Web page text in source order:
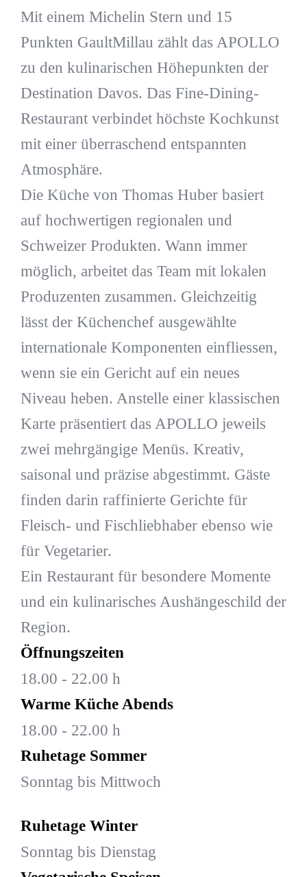
Mit einem Michelin Stern und 15
Punkten GaultMillau zählt das APOLLO
zu den kulinarischen Höhepunkten der
Destination Davos. Das Fine-Dining-
Restaurant verbindet höchste Kochkunst
mit einer überraschend entspannten
Atmosphäre.
Die Küche von Thomas Huber basiert
auf hochwertigen regionalen und
Schweizer Produkten. Wann immer
möglich, arbeitet das Team mit lokalen
Produzenten zusammen. Gleichzeitig
lässt der Küchenchef ausgewählte
internationale Komponenten einfliessen,
wenn sie ein Gericht auf ein neues
Niveau heben. Anstelle einer klassischen
Karte präsentiert das APOLLO jeweils
zwei mehrgängige Menüs. Kreativ,
saisonal und präzise abgestimmt. Gäste
finden darin raffinierte Gerichte für
Fleisch- und Fischliebhaber ebenso wie
für Vegetarier.
Ein Restaurant für besondere Momente
und ein kulinarisches Aushängeschild der
Region.
Öffnungszeiten
18.00 - 22.00 h
Warme Küche Abends
18.00 - 22.00 h
Ruhetage Sommer
Sonntag bis Mittwoch
Ruhetage Winter
Sonntag bis Dienstag